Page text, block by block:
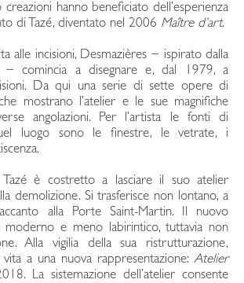
creazioni hanno beneficiato dell’esperienza
di Tazé, diventato nel 2006 Maître d’art.
alle incisioni, Desmazières − ispirato dalla
− comincia a disegnare e, dal 1979, a
Da qui una serie di sette opere di
mostrano l’atelier e le sue magnifiche
angolazioni. Per l’artista le fonti di
luogo sono le finestre, le vetrate, i
è costretto a lasciare il suo atelier
demolizione. Si trasferisce non lontano, a
alla Porte Saint-Martin. Il nuovo
e meno labirintico, tuttavia non
Alla vigilia della sua ristrutturazione,
a una nuova rappresentazione: Atelier
La sistemazione dell’atelier consente